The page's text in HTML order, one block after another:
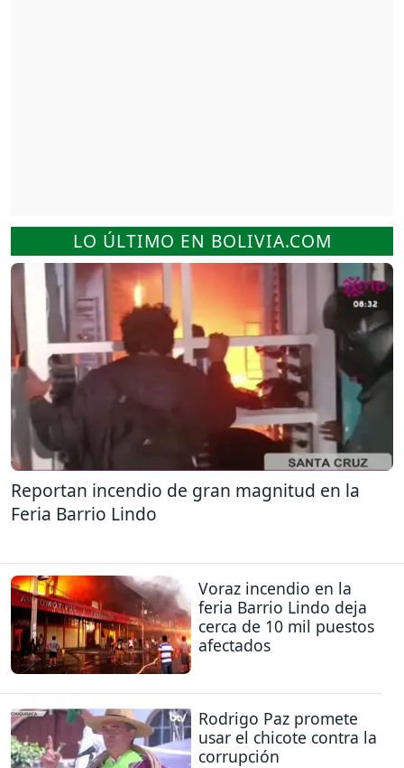
LO ÚLTIMO EN BOLIVIA.COM
Reportan incendio de gran magnitud en la
Feria Barrio Lindo
Voraz incendio en la
feria Barrio Lindo deja
cerca de 10 mil puestos
afectados
Rodrigo Paz promete
usar el chicote contra la
corrupción